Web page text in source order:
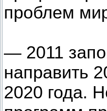
проблем
— 2011
направить
2020 года.